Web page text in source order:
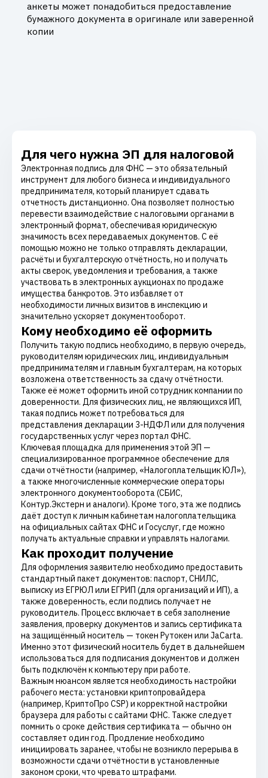
анкеты может понадобиться предоставление
бумажного документа в оригинале или заверенной
копии
Для чего нужна ЭП для налоговой
Электронная подпись для ФНС — это обязательный
инструмент для любого бизнеса и индивидуального
предпринимателя, который планирует сдавать
отчетность дистанционно. Она позволяет полностью
перевести взаимодействие с налоговыми органами в
электронный формат, обеспечивая юридическую
значимость всех передаваемых документов. С её
помощью можно не только отправлять декларации,
расчёты и бухгалтерскую отчётность, но и получать
акты сверок, уведомления и требования, а также
участвовать в электронных аукционах по продаже
имущества банкротов. Это избавляет от
необходимости личных визитов в инспекцию и
значительно ускоряет документооборот.
Кому необходимо её оформить
Получить такую подпись необходимо, в первую очередь,
руководителям юридических лиц, индивидуальным
предпринимателям и главным бухгалтерам, на которых
возложена ответственность за сдачу отчётности.
Также её может оформить иной сотрудник компании по
доверенности. Для физических лиц, не являющихся ИП,
такая подпись может потребоваться для
представления декларации 3-НДФЛ или для получения
государственных услуг через портал ФНС.
Ключевая площадка для применения этой ЭП —
специализированное программное обеспечение для
сдачи отчётности (например, «Налогоплательщик ЮЛ»),
а также многочисленные коммерческие операторы
электронного документооборота (СБИС,
Контур.Экстерн и аналоги). Кроме того, эта же подпись
даёт доступ к личным кабинетам налогоплательщика
на официальных сайтах ФНС и Госуслуг, где можно
получать актуальные справки и управлять налогами.
Как проходит получение
Для оформления заявителю необходимо предоставить
стандартный пакет документов: паспорт, СНИЛС,
выписку из ЕГРЮЛ или ЕГРИП (для организаций и ИП), а
также доверенность, если подпись получает не
руководитель. Процесс включает в себя заполнение
заявления, проверку документов и запись сертификата
на защищённый носитель — токен Рутокен или JaCarta.
Именно этот физический носитель будет в дальнейшем
использоваться для подписания документов и должен
быть подключён к компьютеру при работе.
Важным нюансом является необходимость настройки
рабочего места: установки криптопровайдера
(например, КриптоПро CSP) и корректной настройки
браузера для работы с сайтами ФНС. Также следует
помнить о сроке действия сертификата — обычно он
составляет один год. Продление необходимо
инициировать заранее, чтобы не возникло перерыва в
возможности сдачи отчётности в установленные
законом сроки, что чревато штрафами.